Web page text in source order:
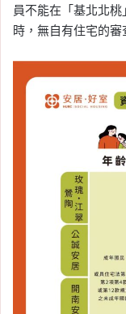
員不能在「基北北
時，無自有住宅的審